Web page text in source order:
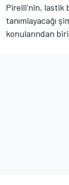
Pirelli'nin, lastik
tanımlayacağı
konularından